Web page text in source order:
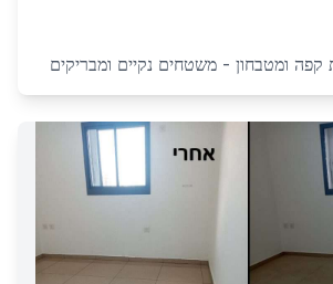
קפה ומטבחון - משטחים נקיים ומבריקים